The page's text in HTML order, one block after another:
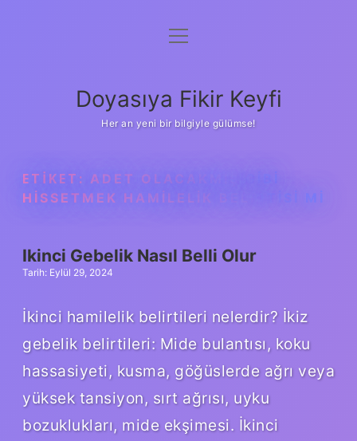
Anasayfa
Yasal Uyarı
menüyü
Doyasıya Fikir Keyfi
Her an yeni bir bilgiyle gülümse!
ETIKET: ADET OLACAKMIŞ GIBI
HISSETMEK HAMILELIK BELIRTISI MI
Ikinci Gebelik Nasıl Belli Olur
Tarih: Eylül 29, 2024
İkinci hamilelik belirtileri nelerdir? İkiz
gebelik belirtileri: Mide bulantısı, koku
hassasiyeti, kusma, göğüslerde ağrı veya
yüksek tansiyon, sırt ağrısı, uyku
bozuklukları, mide ekşimesi. İkinci